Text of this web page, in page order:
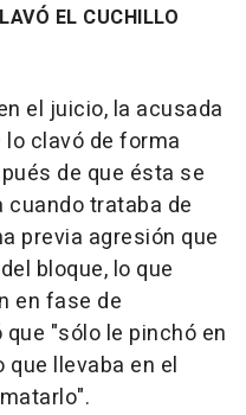
EL CUCHILLO
el juicio, la acusada
clavó de forma
de que ésta se
trataba de
previa agresión que
bloque, lo que
en fase de
"sólo le pinchó en
llevaba en el